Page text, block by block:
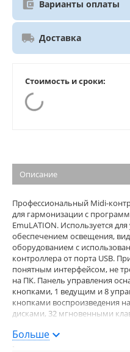
Варианты оплаты
Доставка
Стоимость и сроки:
Описание
Профессиональный Midi-
для гармонизации с
EmuLATION. Используется
обеспечением освещения,
оборудованием с
контроллера от порта USB.
понятным интерфейсом, не
на ПК. Панель управления
кнопками, 1 ведущим и 8
кнопками воспроизведения
дисками, 32 мгновенными
используемых функций, 8
мгновенного доступа, 4
Больше